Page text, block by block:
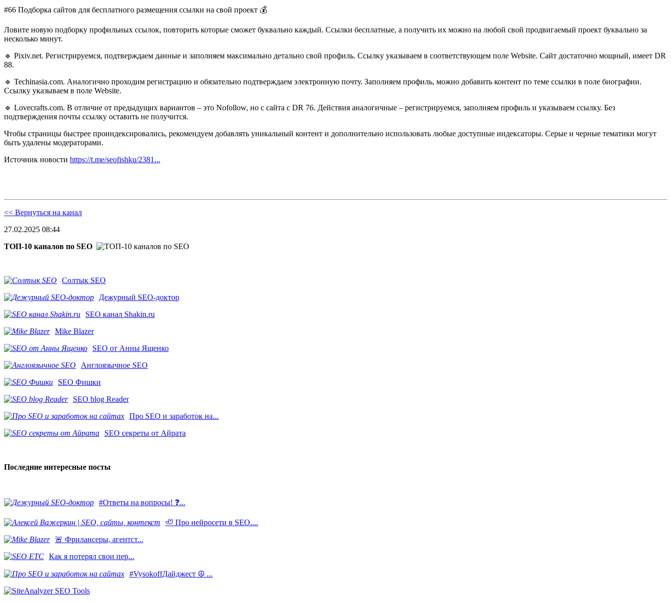
#66 Подборка сайтов для бесплатного размещения ссылки на свой проект 💰
Ловите новую подборку профильных ссылок, повторить которые сможет буквально каждый. Ссылки бесплатные, а получить их можно на любой свой продвигаемый проект буквально за
несколько минут.
🔹 Pixiv.net. Регистрируемся, подтверждаем данные и заполняем максимально детально свой профиль. Ссылку указываем в соответствующем поле Website. Сайт достаточно мощный, имеет DR
88.
🔹 Techinasia.com. Аналогично проходим регистрацию и обязательно подтверждаем электронную почту. Заполняем профиль, можно добавить контент по теме ссылки в поле биографии.
Ссылку указываем в поле Website.
🔹 Lovecrafts.com. В отличие от предыдущих вариантов – это Nofollow, но с сайта с DR 76. Действия аналогичные – регистрируемся, заполняем профиль и указываем ссылку. Без
подтверждения почты ссылку оставить не получится.
Чтобы страницы быстрее проиндексировались, рекомендуем добавлять уникальный контент и дополнительно использовать любые доступные индексаторы. Серые и черные тематики могут
быть удалены модераторами.
Источник новости https://t.me/seofishku/2381...
<< Вернуться на канал
27.02.2025 08:44
ТОП-10 каналов по SEO
Солтык SEO
Дежурный SEO-доктор
SEO канал Shakin.ru
Mike Blazer
SEO от Анны Ященко
Англоязычное SEO
SEO Фишки
SEO blog Reader
Про SEO и заработок на...
SEO секреты от Айрата
Последние интересные посты
#Ответы на вопросы! ❓...
🦥 Про нейросети в SEO....
​🚨 Фрилансеры, агентст...
Как я потерял свои пер...
#VysokoffДайджест ☮️ ...